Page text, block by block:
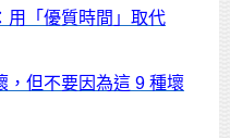
用「優質時間」取代
，但不要因為這 9 種壞